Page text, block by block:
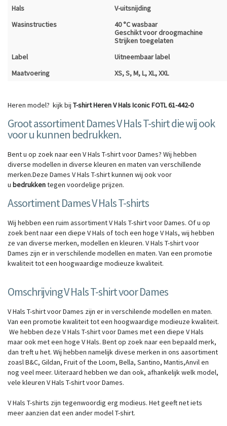
Hals
V-uitsnijding
Wasinstructies
40 °C wasbaar
Geschikt voor droogmachine
Strijken toegelaten
Label
Uitneembaar label
Maatvoering
XS, S, M, L, XL, XXL
Heren model? kijk bij T-shirt Heren V Hals Iconic FOTL 61-442-0
Groot assortiment Dames V Hals T-shirt die wij ook
voor u kunnen bedrukken.
Bent u op zoek naar een V Hals T-shirt voor Dames? Wij hebben
diverse modellen in diverse kleuren en maten van verschillende
merken.Deze Dames V Hals T-shirt kunnen wij ook voor
u bedrukkentegen voordelige prijzen.
Assortiment Dames V Hals T-shirts
Wij hebben een ruim assortiment V Hals T-shirt voor Dames. Of u op
zoek bent naar een diepe V Hals of toch een hoge V Hals, wij hebben
ze van diverse merken, modellen en kleuren. V Hals T-shirt voor
Dames zijn er in verschilende modellen en maten. Van een promotie
kwaliteit tot een hoogwaardige modieuze kwaliteit.
Omschrijving V Hals T-shirt voor Dames
V Hals T-shirt voor Dames zijn er in verschilende modellen en maten.
Van een promotie kwaliteit tot een hoogwaardige modieuze kwaliteit.
We hebben deze V Hals T-shirt voor Dames met een diepe V Hals
maar ook met een hoge V Hals. Bent op zoek naar een bepaald merk,
dan treft u het. Wij hebben namelijk divese merken in ons aasortiment
zoasl B&C, Gildan, Fruit of the Loom, Bella, Santino, Mantis,Anvil en
nog veel meer. Uiteraard hebben we dan ook, afhankelijk welk model,
vele kleuren V Hals T-shirt voor Dames.
V Hals T-shirts zijn tegenwoordig erg modieus. Het geeft net iets
meer aanzien dat een ander model T-shirt.